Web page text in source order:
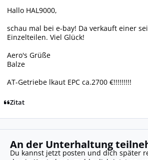
Hallo HAL9000,
schau mal bei e-bay! Da verkauft einer
Einzelteilen. Viel Glück!
Aero's Grüße
Balze
AT-Getriebe lkaut EPC ca.2700 €!!!!!!!!!
Zitat
An der Unterhaltung
Du kannst jetzt posten und dich später